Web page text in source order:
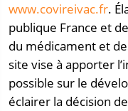
www.covireivac.fr.
publique France et
du médicament et
site vise à apporter
possible sur le
éclairer la décision